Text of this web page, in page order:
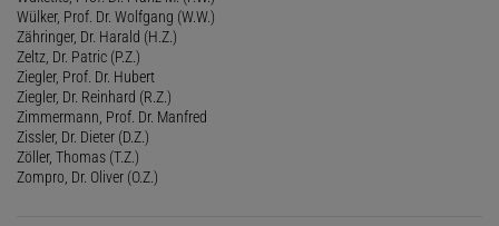
Wülker, Prof. Dr. Wolfgang (W.W.)
Zähringer, Dr. Harald (H.Z.)
Zeltz, Dr. Patric (P.Z.)
Ziegler, Prof. Dr. Hubert
Ziegler, Dr. Reinhard (R.Z.)
Zimmermann, Prof. Dr. Manfred
Zissler, Dr. Dieter (D.Z.)
Zöller, Thomas (T.Z.)
Zompro, Dr. Oliver (O.Z.)